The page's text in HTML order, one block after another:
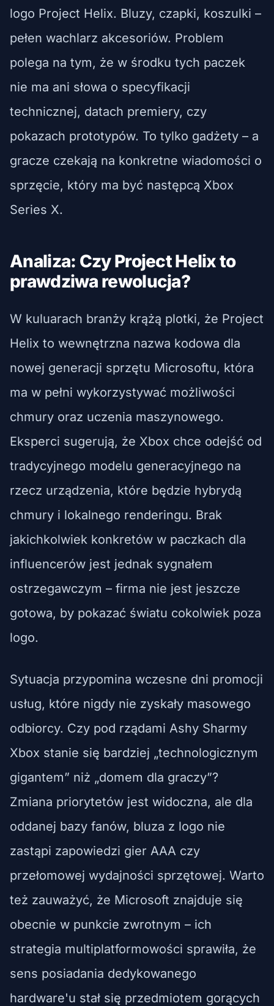
logo Project Helix. Bluzy, czapki, koszulki –
pełen wachlarz akcesoriów. Problem
polega na tym, że w środku tych paczek
nie ma ani słowa o specyfikacji
technicznej, datach premiery, czy
pokazach prototypów. To tylko gadżety – a
gracze czekają na konkretne wiadomości o
sprzęcie, który ma być następcą Xbox
Series X.
Analiza: Czy Project Helix to
prawdziwa rewolucja?
W kuluarach branży krążą plotki, że Project
Helix to wewnętrzna nazwa kodowa dla
nowej generacji sprzętu Microsoftu, która
ma w pełni wykorzystywać możliwości
chmury oraz uczenia maszynowego.
Eksperci sugerują, że Xbox chce odejść od
tradycyjnego modelu generacyjnego na
rzecz urządzenia, które będzie hybrydą
chmury i lokalnego renderingu. Brak
jakichkolwiek konkretów w paczkach dla
influencerów jest jednak sygnałem
ostrzegawczym – firma nie jest jeszcze
gotowa, by pokazać światu cokolwiek poza
logo.
Sytuacja przypomina wczesne dni promocji
usług, które nigdy nie zyskały masowego
odbiorcy. Czy pod rządami Ashy Sharmy
Xbox stanie się bardziej „technologicznym
gigantem” niż „domem dla graczy”?
Zmiana priorytetów jest widoczna, ale dla
oddanej bazy fanów, bluza z logo nie
zastąpi zapowiedzi gier AAA czy
przełomowej wydajności sprzętowej. Warto
też zauważyć, że Microsoft znajduje się
obecnie w punkcie zwrotnym – ich
strategia multiplatformowości sprawiła, że
sens posiadania dedykowanego
hardware'u stał się przedmiotem gorących